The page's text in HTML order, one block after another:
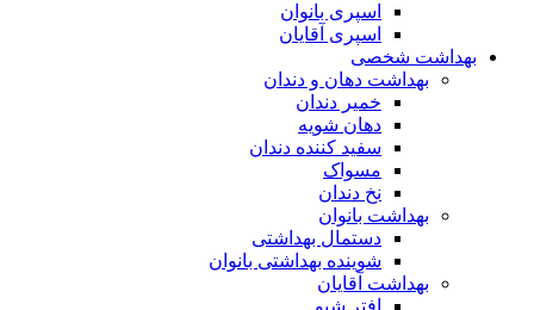
اسپری بانوان
اسپری آقایان
بهداشت شخصی
بهداشت دهان و دندان
خمیر دندان
دهان شویه
سفید کننده دندان
مسواک
نخ دندان
بهداشت بانوان
دستمال بهداشتی
شوینده بهداشتی بانوان
بهداشت آقایان
افتر شیو